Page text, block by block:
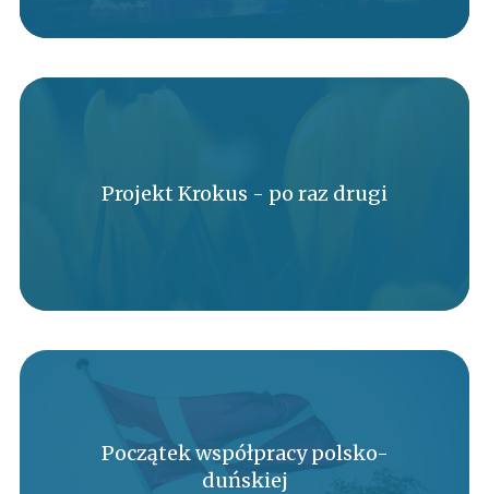
Projekt Krokus - po raz drugi
Początek współpracy polsko-
duńskiej